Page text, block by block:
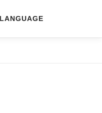
LANGUAGE